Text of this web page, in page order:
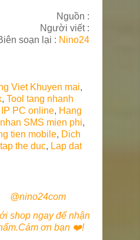
Nguồn :
Người viết :
soạn lại : Nino24
Viet Khuyen mai,
, Tool tang nhanh
PC online, Hang
SMS mien phi,
tien mobile, Dich
the duc, Lap dat
@nino24com
shop ngay để nhận giá Sản
ơn bạn ❤️!